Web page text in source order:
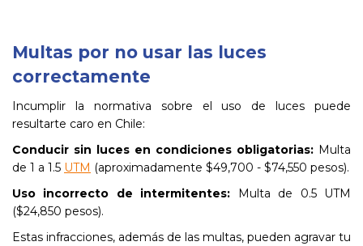
Multas por no usar las luces
correctamente
Incumplir la normativa sobre el uso de luces puede
resultarte caro en Chile:
Conducir sin luces en condiciones obligatorias: Multa
de 1 a 1.5 UTM (aproximadamente $49,700 - $74,550 pesos).
Uso incorrecto de intermitentes: Multa de 0.5 UTM
($24,850 pesos).
Estas infracciones, además de las multas, pueden agravar tu